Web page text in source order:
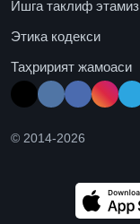
Ишга таклиф этамиз
Этика кодекси
Таҳририят жамоаси
© 2014-2026